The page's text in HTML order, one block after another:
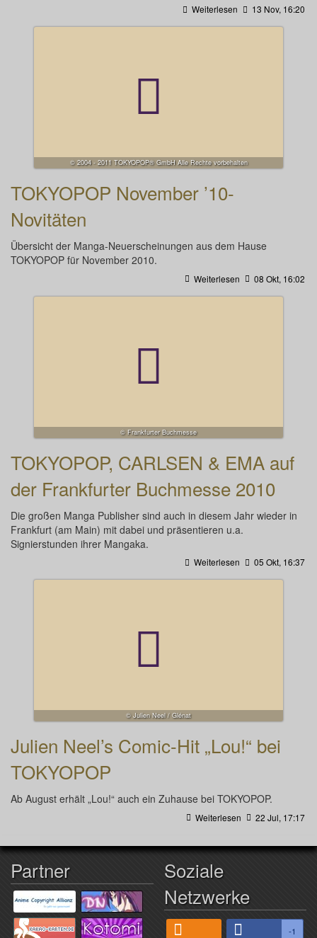
Weiterlesen 13 Nov, 16:20
© 2004 - 2011 TOKYOPOP® GmbH Alle Rechte vorbehalten
TOKYOPOP November ’10-
Novitäten
Übersicht der Manga-Neuerscheinungen aus dem Hause
TOKYOPOP für November 2010.
Weiterlesen 08 Okt, 16:02
© Frankfurter Buchmesse
TOKYOPOP, CARLSEN & EMA auf
der Frankfurter Buchmesse 2010
Die großen Manga Publisher sind auch in diesem Jahr wieder in
Frankfurt (am Main) mit dabei und präsentieren u.a.
Signierstunden ihrer Mangaka.
Weiterlesen 05 Okt, 16:37
© Julien Neel / Glénat
Julien Neel’s Comic-Hit „Lou!“ bei
TOKYOPOP
Ab August erhält „Lou!“ auch ein Zuhause bei TOKYOPOP.
Weiterlesen 22 Jul, 17:17
Partner
Soziale
Netzwerke
-1